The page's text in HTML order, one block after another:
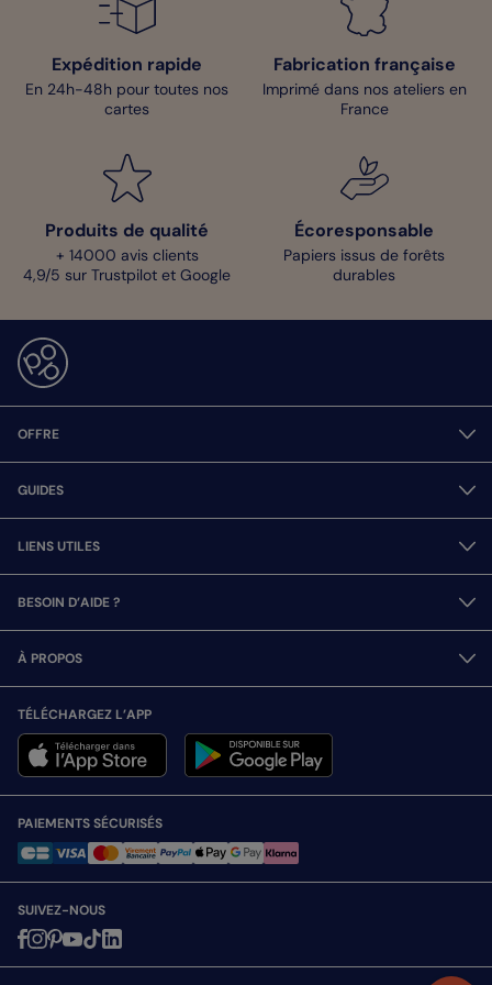
Expédition rapide
En 24h-48h pour toutes nos
cartes
Fabrication française
Imprimé dans nos ateliers en
France
Produits de qualité
+ 14000 avis clients
4,9/5 sur Trustpilot et Google
Écoresponsable
Papiers issus de forêts
durables
OFFRE
GUIDES
LIENS UTILES
BESOIN D’AIDE ?
À PROPOS
TÉLÉCHARGEZ L’APP
PAIEMENTS SÉCURISÉS
SUIVEZ-NOUS